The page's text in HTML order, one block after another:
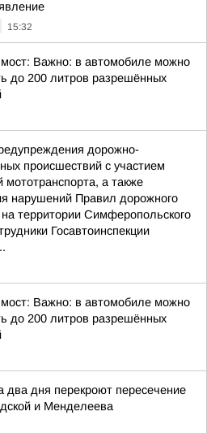
15:32
Важно: в автомобиле можно
до 200 литров разрешённых
дорожно-
происшествий с участием
мототранспорта, а также
нарушений Правил дорожного
территории Симферопольского
Госавтоинспекции
Важно: в автомобиле можно
до 200 литров разрешённых
два дня перекроют пересечение
и Менделеева